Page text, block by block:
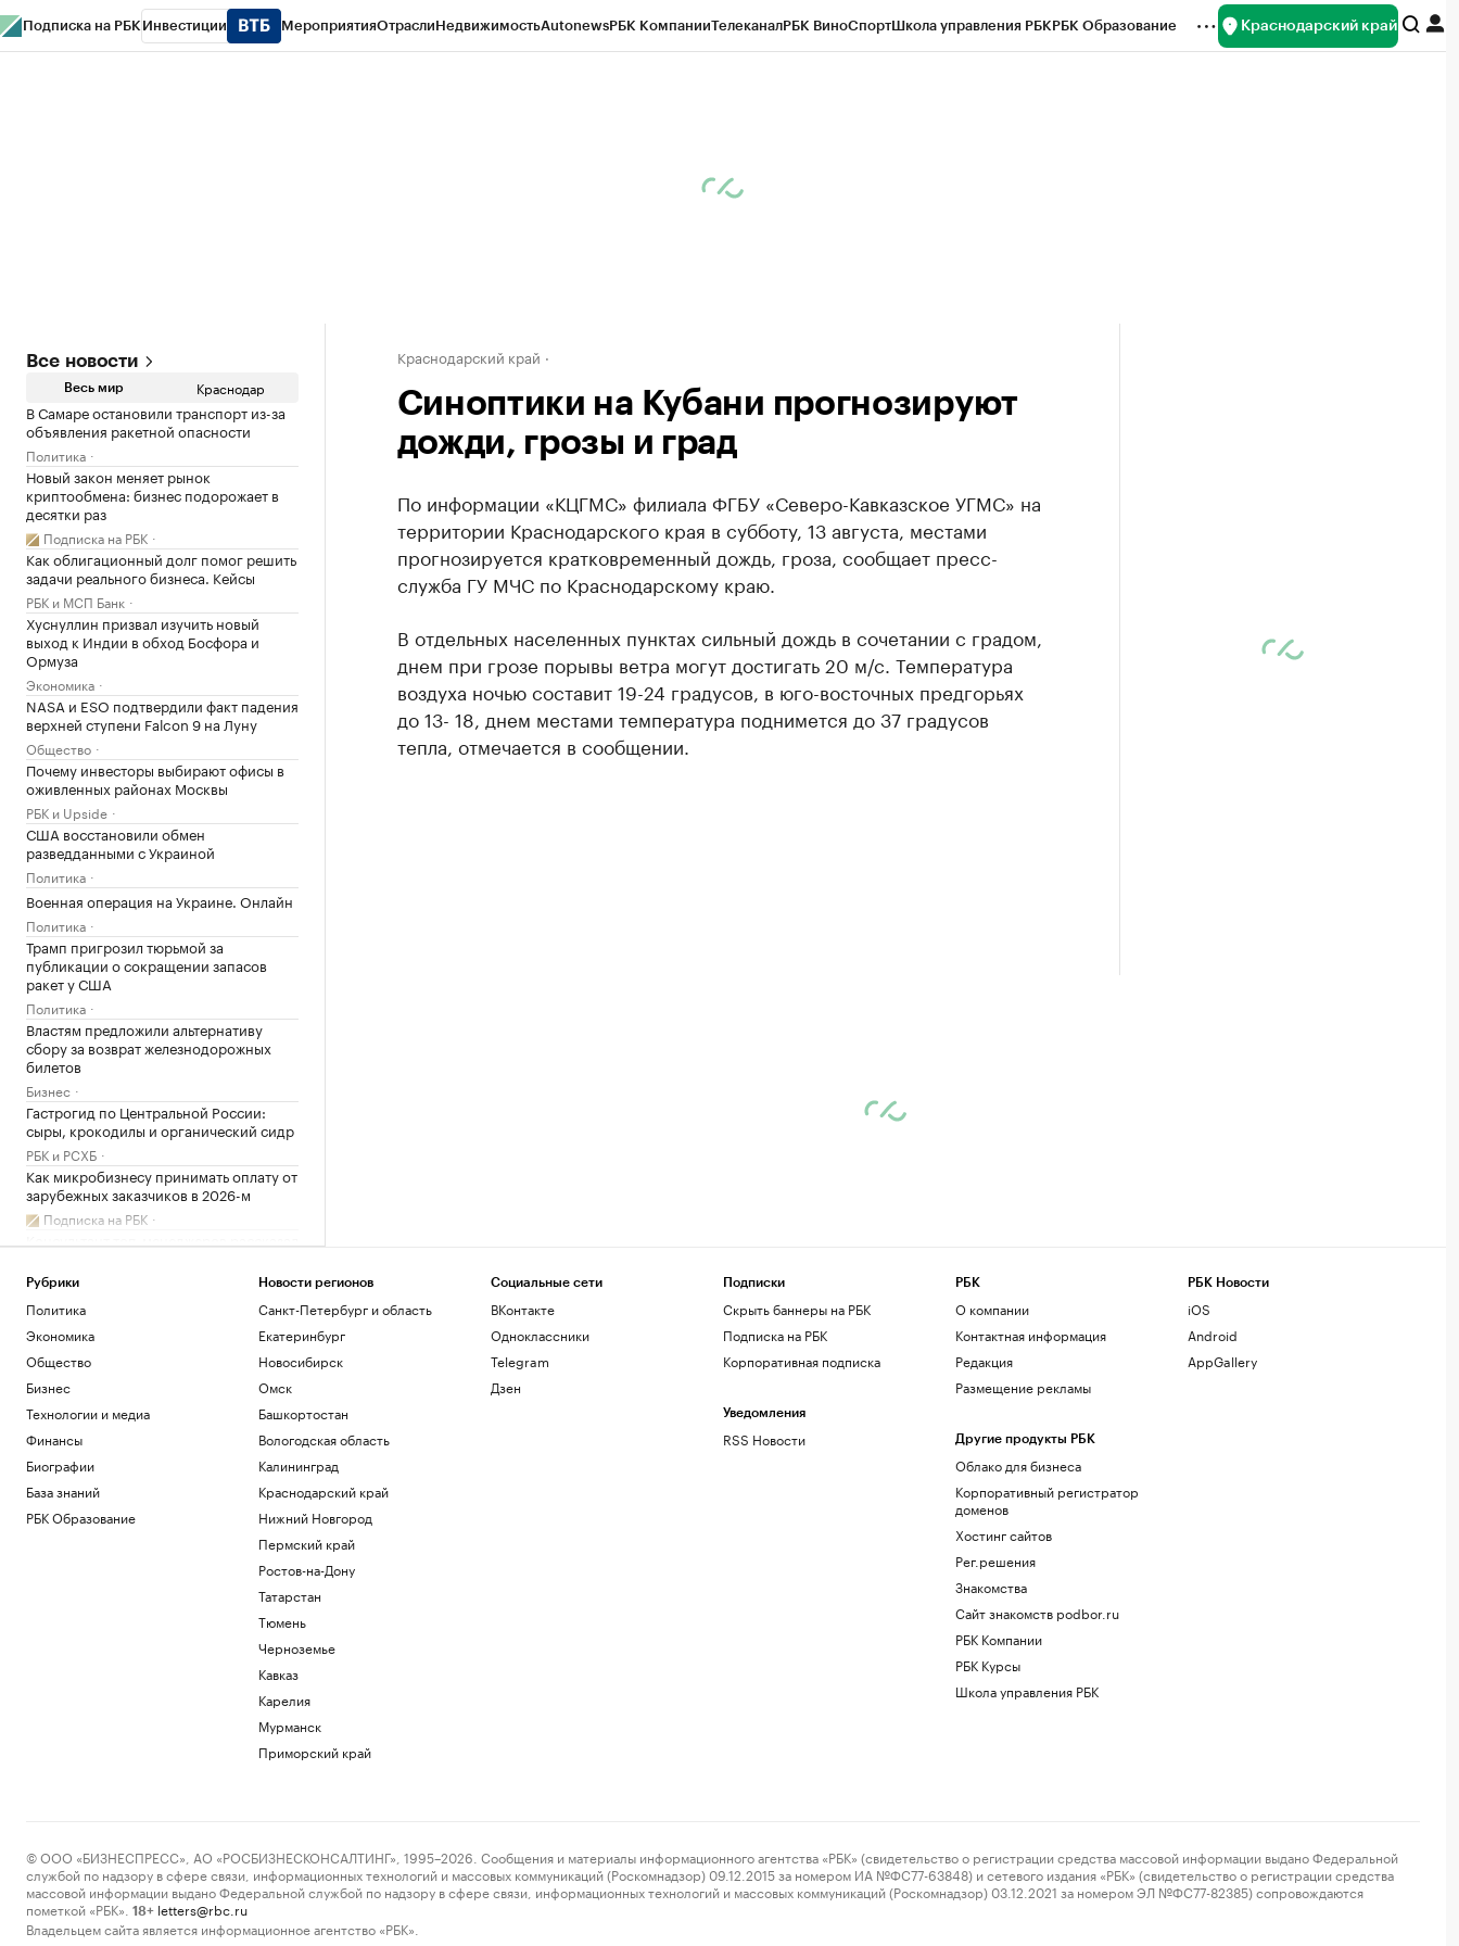
Подписка на РБК Инвестиции МероприятияОтраслиНедвижимостьAutonewsРБК КомпанииТелеканалРБК ВиноСпортШкола управления РБКРБК Образование Краснодарский край
Все новости
Весь мир Краснодар
В Самаре остановили транспорт из-за
объявления ракетной опасности
Политика
Новый закон меняет рынок
криптообмена: бизнес подорожает в
десятки раз
Подписка на РБК
Как облигационный долг помог решить
задачи реального бизнеса. Кейсы
РБК и МСП Банк
Хуснуллин призвал изучить новый
выход к Индии в обход Босфора и
Ормуза
Экономика
NASA и ESO подтвердили факт падения
верхней ступени Falcon 9 на Луну
Общество
Почему инвесторы выбирают офисы в
оживленных районах Москвы
РБК и Upside
США восстановили обмен
разведданными с Украиной
Политика
Военная операция на Украине. Онлайн
Политика
Трамп пригрозил тюрьмой за
публикации о сокращении запасов
ракет у США
Политика
Властям предложили альтернативу
сбору за возврат железнодорожных
билетов
Бизнес
Гастрогид по Центральной России:
сыры, крокодилы и органический сидр
РБК и РСХБ
Как микробизнесу принимать оплату от
зарубежных заказчиков в 2026-м
Подписка на РБК
РАДИО
Бизнес
стандарт для синтетических данных
Подписка на РБК
Причиной авиакатастрофы в США
стало испытание военными глушителя
GPS
Общество
Над Кубанью, Доном и другими
регионами РФ уничтожили 605 БПЛА
Аналитики оценили рост спроса на
ипотеку на разные квартиры в Москве
Эксперты назвали кражу биткоина
Морские линии вводят надбавки за
Синоптик пообещал москвичам жару и
Краснодарский край
Синоптики на Кубани прогнозируют
дожди, грозы и град
По информации «КЦГМС» филиала ФГБУ «Северо-Кавказское УГМС» на
территории Краснодарского края в субботу, 13 августа, местами
прогнозируется кратковременный дождь, гроза, сообщает пресс-
служба ГУ МЧС по Краснодарскому краю.
В отдельных населенных пунктах сильный дождь в сочетании с градом,
днем при грозе порывы ветра могут достигать 20 м/с. Температура
воздуха ночью составит 19-24 градусов, в юго-восточных предгорьях
до 13- 18, днем местами температура поднимется до 37 градусов
тепла, отмечается в сообщении.
Рубрики
Политика
Экономика
Общество
Бизнес
Технологии и медиа
Финансы
Биографии
База знаний
РБК Образование
Новости регионов
Санкт-Петербург и область
Екатеринбург
Новосибирск
Омск
Башкортостан
Вологодская область
Калининград
Краснодарский край
Нижний Новгород
Пермский край
Ростов-на-Дону
Татарстан
Тюмень
Черноземье
Кавказ
Карелия
Мурманск
Приморский край
Социальные сети
ВКонтакте
Одноклассники
Telegram
Дзен
Подписки
Скрыть баннеры на РБК
Подписка на РБК
Корпоративная подписка
Уведомления
RSS Новости
РБК
О компании
Контактная информация
Редакция
Размещение рекламы
Другие продукты РБК
Облако для бизнеса
Корпоративный регистратор
доменов
Хостинг сайтов
Рег.решения
Знакомства
Сайт знакомств podbor.ru
РБК Компании
РБК Курсы
Школа управления РБК
РБК Новости
iOS
Android
AppGallery
© ООО «БИЗНЕСПРЕСС», АО «РОСБИЗНЕСКОНСАЛТИНГ», 1995–2026. Сообщения и материалы информационного агентства «РБК» (свидетельство о регистрации средства массовой информации выдано Федеральной
службой по надзору в сфере связи, информационных технологий и массовых коммуникаций (Роскомнадзор) 09.12.2015 за номером ИА №ФС77-63848) и сетевого издания «РБК» (свидетельство о регистрации средства
массовой информации выдано Федеральной службой по надзору в сфере связи, информационных технологий и массовых коммуникаций (Роскомнадзор) 03.12.2021 за номером ЭЛ №ФС77-82385) сопровождаются
пометкой «РБК».
18+ letters@rbc.ru
Владельцем сайта является информационное агентство «РБК».